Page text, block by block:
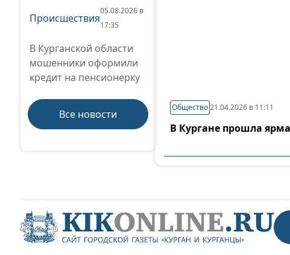
Происшествия
05.08.2026 в
17:35
В Курганской области
мошенники оформили
кредит на пенсионерку
Все новости
Общество21.04.2026 в 11:11
В Кургане прошла